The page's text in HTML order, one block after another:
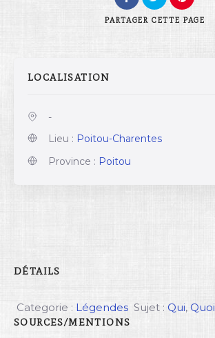
PARTAGER CETTE PAGE
LOCALISATION
-
Lieu : Poitou-Charentes
Province : Poitou
DÉTAILS
Categorie : Légendes Sujet : Qui, Quoi
SOURCES/MENTIONS